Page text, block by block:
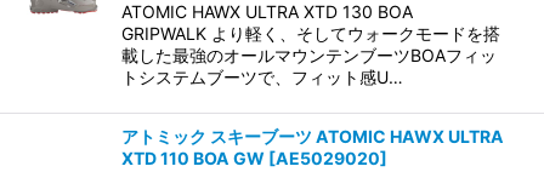
ATOMIC HAWX ULTRA XTD 130 BOA
GRIPWALK より軽く、そしてウォークモードを搭
載した最強のオールマウンテンブーツBOAフィッ
トシステムブーツで、フィット感U…
アトミック スキーブーツ ATOMIC HAWX ULTRA
XTD 110 BOA GW [AE5029020]